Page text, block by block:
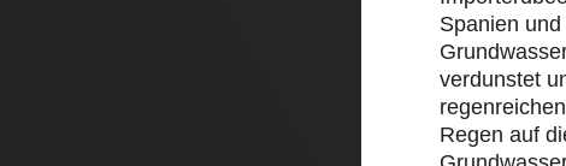
Spanien
verdunstet
Regen auf